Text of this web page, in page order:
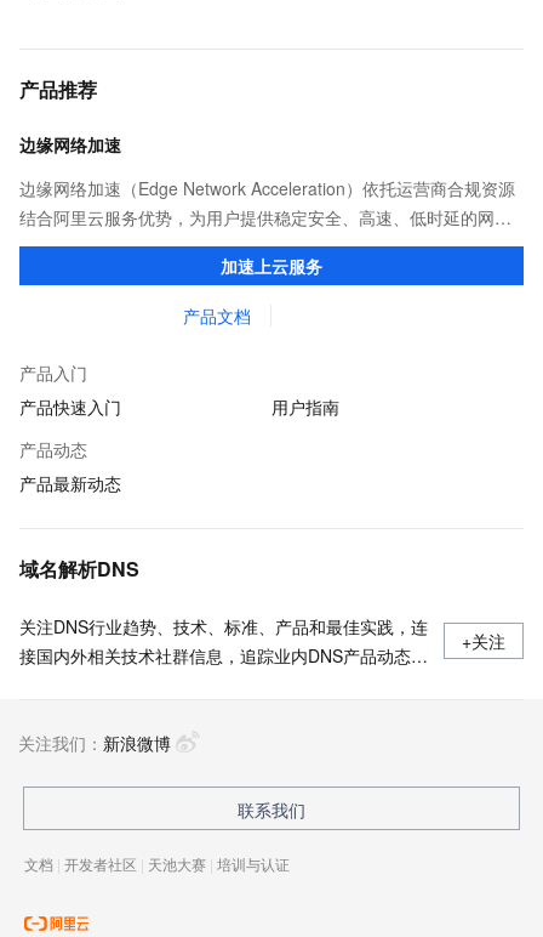
产品推荐
边缘网络加速
边缘网络加速（Edge Network Acceleration）依托运营商合规资源
结合阿里云服务优势，为用户提供稳定安全、高速、低时延的网络
传输，解决客户不同站点的连接、组网、数据安全传输、业务质量
加速上云服务
产品文档
产品入门
产品快速入门
用户指南
产品动态
产品最新动态
域名解析DNS
关注DNS行业趋势、技术、标准、产品和最佳实践，连
接国内外相关技术社群信息，追踪业内DNS产品动态，
+关注
关注我们： 新浪微博
联系我们
文档 | 开发者社区 | 天池大赛 | 培训与认证